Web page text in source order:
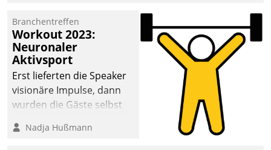
Branchentreffen
Workout 2023:
Neuronaler
Aktivsport
Erst lieferten die Speaker
visionäre Impulse, dann
wurden die Gäste selbst
methodisch
Nadja Hußmann